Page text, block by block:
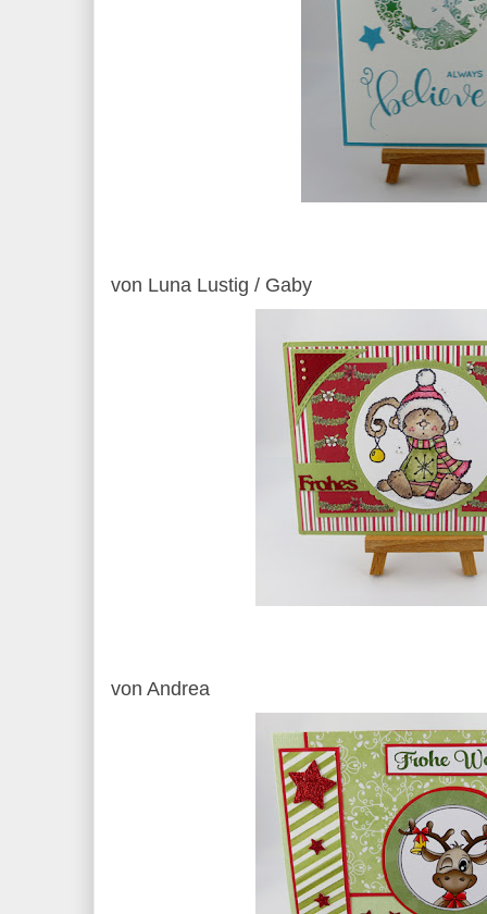
von Luna Lustig / Gaby
von Andrea